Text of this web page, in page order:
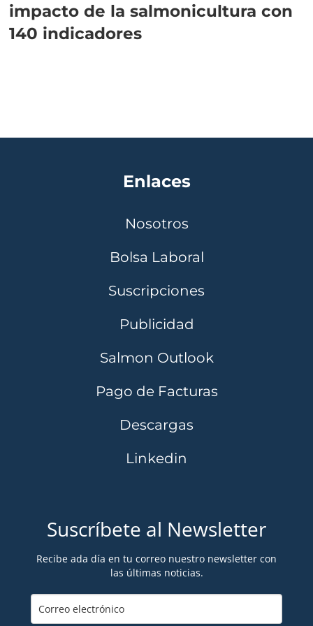
impacto de la salmonicultura con
140 indicadores
Enlaces
Nosotros
Bolsa Laboral
Suscripciones
Publicidad
Salmon Outlook
Pago de Facturas
Descargas
Linkedin
Suscríbete al Newsletter
Recibe ada día en tu correo nuestro newsletter con
las últimas noticias.